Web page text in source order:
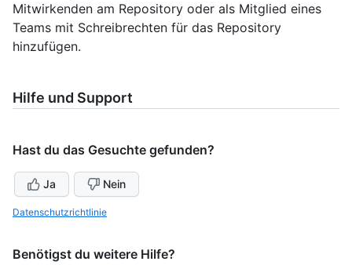
Mitwirkenden am Repository oder als Mitglied eines
Teams mit Schreibrechten für das Repository
hinzufügen.
Hilfe und Support
Hast du das Gesuchte gefunden?
Ja Nein
Datenschutzrichtlinie
Benötigst du weitere Hilfe?